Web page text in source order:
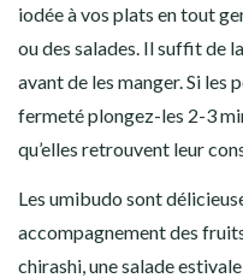
iodée à vos plats en tout
ou des salades. Il suffit de l
avant de les manger. Si les
fermeté plongez-les 2-3
qu’elles retrouvent leur
Les umibudo sont
accompagnement des
chirashi, une salade